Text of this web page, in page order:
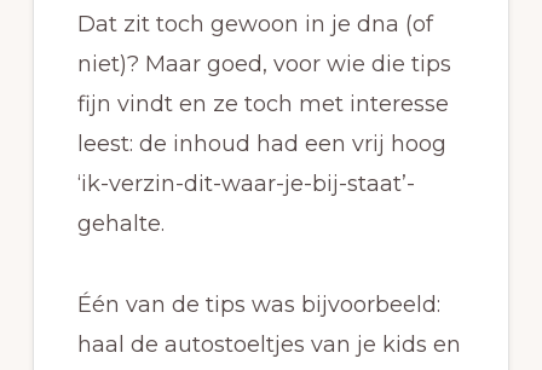
Dat zit toch gewoon in je dna (of
niet)? Maar goed, voor wie die tips
fijn vindt en ze toch met interesse
leest: de inhoud had een vrij hoog
‘ik-verzin-dit-waar-je-bij-staat’-
gehalte.
Één van de tips was bijvoorbeeld:
haal de autostoeltjes van je kids en